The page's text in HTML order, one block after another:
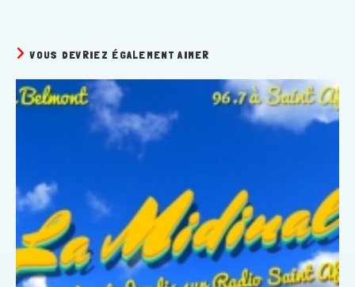
VOUS DEVRIEZ ÉGALEMENT AIMER